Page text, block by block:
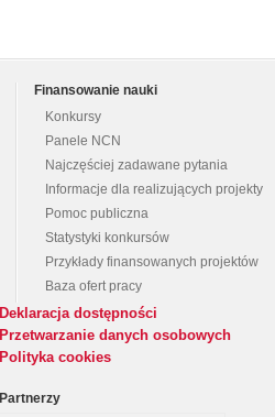
Finansowanie nauki
Konkursy
Panele NCN
Najczęściej zadawane pytania
Informacje dla realizujących projekty
Pomoc publiczna
Statystyki konkursów
Przykłady finansowanych projektów
Baza ofert pracy
Deklaracja dostępności
Przetwarzanie danych osobowych
Polityka cookies
Partnerzy